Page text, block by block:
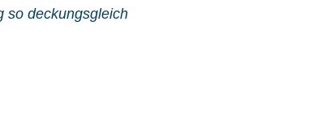
so deckungsgleich